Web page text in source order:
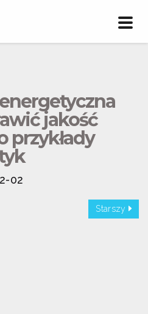
jakość
przykłady
02
Starszy